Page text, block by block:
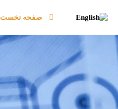
صفحه نخست
دستگاه اتوماتیک برش شیشه
دستگاه برش فوم
دستگاه برش پلاسما